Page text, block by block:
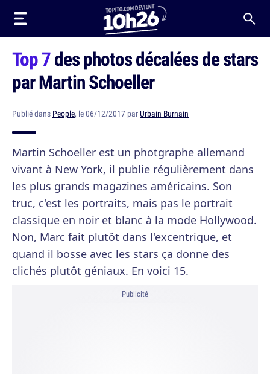
Top 7des photos décalées de stars
par Martin Schoeller
Publié dans People, le 06/12/2017 parUrbain Burnain
Martin Schoeller est un photgraphe allemand
vivant à New York, il publie régulièrement dans
les plus grands magazines américains. Son
truc, c'est les portraits, mais pas le portrait
classique en noir et blanc à la mode Hollywood.
Non, Marc fait plutôt dans l'excentrique, et
quand il bosse avec les stars ça donne des
clichés plutôt géniaux. En voici 15.
Publicité